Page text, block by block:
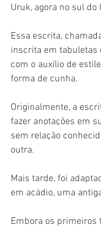
Uruk, agora no sul do
Essa escrita,
inscrita em tabuletas
com o auxílio de
forma de cunha.
Originalmente, a
fazer anotações em
sem relação
outra.
Mais tarde, foi
em acádio, uma
Embora os primeiros